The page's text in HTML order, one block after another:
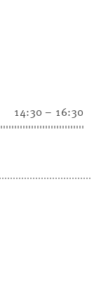
14:30 – 16:30